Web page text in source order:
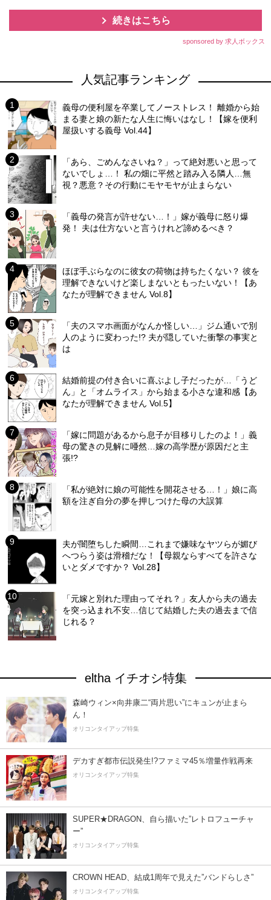
続きはこちら
sponsored by 求人ボックス
人気記事ランキング
義母の便利屋を卒業してノーストレス！ 離婚から始
まる妻と娘の新たな人生に悔いはなし！【嫁を便利
屋扱いする義母 Vol.44】
「あら、ごめんなさいね？」って絶対悪いと思って
ないでしょ…！ 私の畑に平然と踏み入る隣人…無
視？悪意？その行動にモヤモヤが止まらない
「義母の発言が許せない…！」嫁が義母に怒り爆
発！ 夫は仕方ないと言うけれど諦めるべき？
ほぼ手ぶらなのに彼女の荷物は持ちたくない？ 彼を
理解できないけど楽しまないともったいない！【あ
なたが理解できません Vol.8】
「夫のスマホ画面がなんか怪しい…」ジム通いで別
人のように変わった!? 夫が隠していた衝撃の事実と
は
結婚前提の付き合いに喜ぶよし子だったが…「うど
ん」と「オムライス」から始まる小さな違和感【あ
なたが理解できません Vol.5】
「嫁に問題があるから息子が目移りしたのよ！」義
母の驚きの見解に唖然…嫁の高学歴が原因だと主
張!?
「私が絶対に娘の可能性を開花させる…！」娘に高
額を注ぎ自分の夢を押しつけた母の大誤算
夫が闇堕ちした瞬間…これまで嫌味なヤツらが媚び
へつらう姿は滑稽だな！【母親ならすべてを許さな
いとダメですか？ Vol.28】
「元嫁と別れた理由ってそれ？」友人から夫の過去
を突っ込まれ不安…信じて結婚した夫の過去まで信
じれる？
eltha イチオシ特集
森崎ウィン×向井康二“両片思い”にキュンが止まら
ん！
オリコンタイアップ特集
デカすぎ都市伝説発生!?ファミマ45％増量作戦再来
オリコンタイアップ特集
SUPER★DRAGON、自ら描いた”レトロフューチャ
ー”
オリコンタイアップ特集
CROWN HEAD、結成1周年で見えた”バンドらしさ”
オリコンタイアップ特集